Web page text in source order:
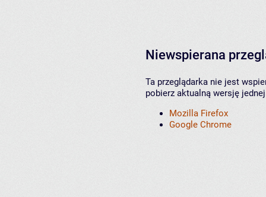
Niewspierana
Ta przeglądarka nie jest
pobierz aktualną wersję
Mozilla Firefox
Google Chrome